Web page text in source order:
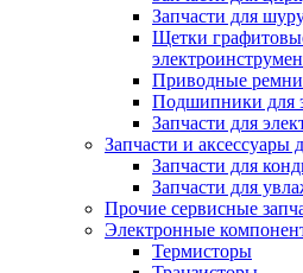
Запчасти для
Щетки
Приводные ремни
Подшипники для
Запчасти для
Запчасти и аксессуары
Запчасти для
Запчасти для
Прочие сервисные
Электронные
Термисторы